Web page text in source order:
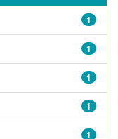
1
1
1
1
1